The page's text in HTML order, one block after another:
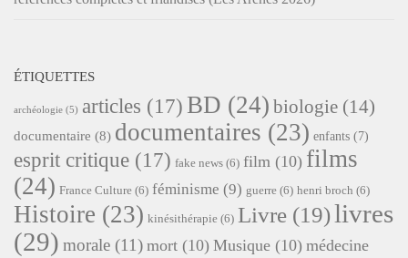
ÉTIQUETTES
archéologie (5) articles (17) BD (24) biologie (14)
documentaire (8) documentaires (23) enfants (7)
esprit critique (17) fake news (6) film (10) films
(24) France Culture (6) féminisme (9) guerre (6) henri broch (6)
Histoire (23) kinésithérapie (6) Livre (19)livres
(29) morale (11) mort (10) Musique (10) médecine